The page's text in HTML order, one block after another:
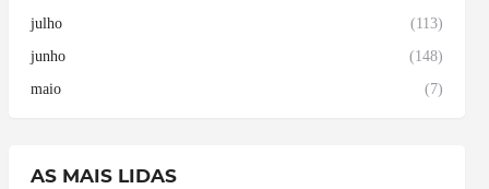
julho (113)
junho (148)
maio (7)
AS MAIS LIDAS